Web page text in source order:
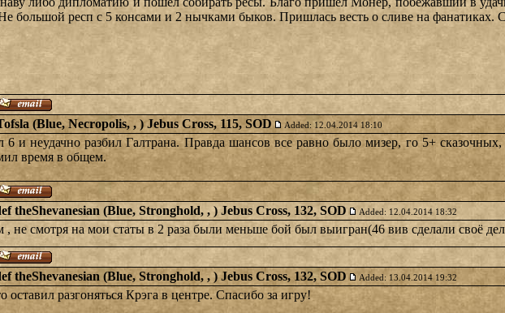
большой респ с 5 консами и 2 нычками быков. Пришлась весть о сливе на фанатиках.
(Blue, Necropolis, , ) Jebus Cross, 115, SOD Added: 12.04.2014 18:10
6 и неудачно разбил Галтрана. Правда шансов все равно было мизер, го 5+ сказочных,
время в общем.
theShevanesian (Blue, Stronghold, , ) Jebus Cross, 132, SOD Added: 12.04.2014 18:32
не смотря на мои статы в 2 раза были меньше бой был выигран(46 вив сделали своё
theShevanesian (Blue, Stronghold, , ) Jebus Cross, 132, SOD Added: 13.04.2014 19:32
оставил разгоняться Крэга в центре. Спасибо за игру!